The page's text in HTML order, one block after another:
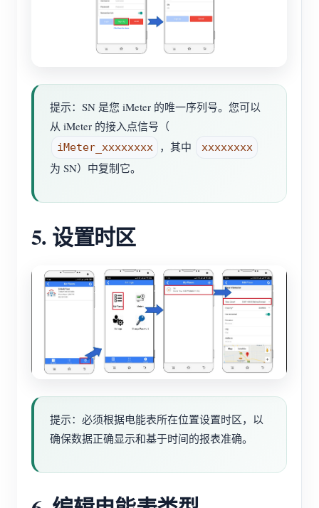
提示：SN 是您 iMeter 的唯一序列号。您可以
从 iMeter 的接入点信号（
iMeter_xxxxxxxx ，其中 xxxxxxxx
为 SN）中复制它。
5. 设置时区
提示：必须根据电能表所在位置设置时区，以
确保数据正确显示和基于时间的报表准确。